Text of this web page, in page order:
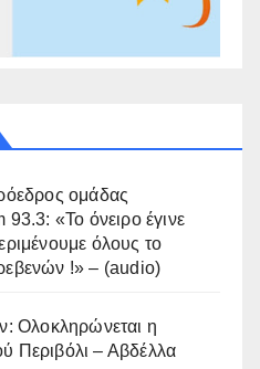
ομάδας
«Το όνειρο έγινε
όλους το
!» – (audio)
Ολοκληρώνεται η
Περιβόλι – Αβδέλλα